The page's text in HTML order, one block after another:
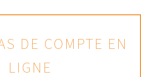
DE COMPTE EN
LIGNE